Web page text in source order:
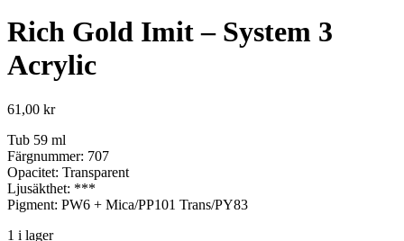
Rich Gold Imit – System 3
Acrylic
61,00 kr
Tub 59 ml
Färgnummer: 707
Opacitet: Transparent
Ljusäkthet: ***
Pigment: PW6 + Mica/PP101 Trans/PY83
1 i lager